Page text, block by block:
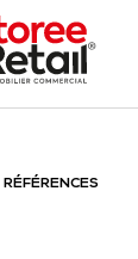
RÉFÉRENCES